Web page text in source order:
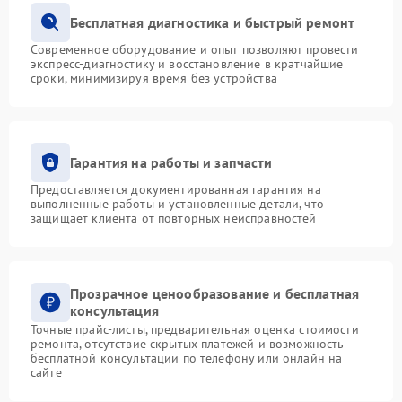
Бесплатная диагностика и быстрый ремонт
Современное оборудование и опыт позволяют провести
экспресс-диагностику и восстановление в кратчайшие
сроки, минимизируя время без устройства
Гарантия на работы и запчасти
Предоставляется документированная гарантия на
выполненные работы и установленные детали, что
защищает клиента от повторных неисправностей
Прозрачное ценообразование и бесплатная
консультация
Точные прайс-листы, предварительная оценка стоимости
ремонта, отсутствие скрытых платежей и возможность
бесплатной консультации по телефону или онлайн на
сайте